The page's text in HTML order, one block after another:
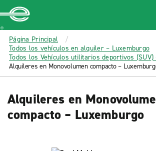
MAIN
CONTENT
Enterprise
Página Principal
Todos los vehículos en alquiler – Luxemburgo
Todos los Vehículos utilitarios deportivos (SUV)
Alquileres en Monovolumen compacto –
Alquileres en
compacto – Luxemburgo